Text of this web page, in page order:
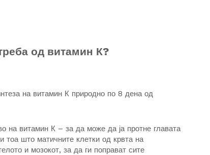
од витамин К?
на витамин К природно по 8 дена од
на витамин К – за да може да ја протне главата
тоа што матичните клетки од крвта на
и мозокот, за да ги поправат сите